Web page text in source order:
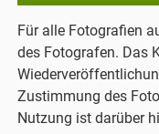
Für alle Fotografien
des Fotografen. Das
Zustimmung des
Nutzung ist darüber